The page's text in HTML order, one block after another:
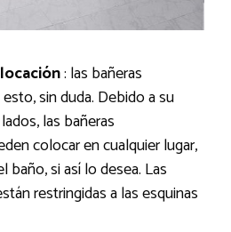
: las bañeras
sin duda. Debido a su
las bañeras
colocar en cualquier lugar,
si así lo desea. Las
restringidas a las esquinas